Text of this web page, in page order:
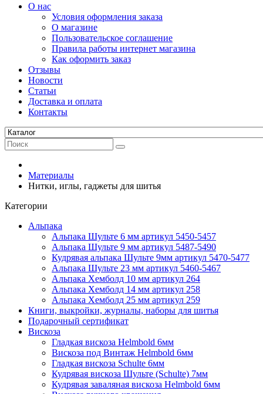
О нас
Условия оформления заказа
О магазине
Пользовательское соглашение
Правила работы интернет магазина
Как оформить заказ
Отзывы
Новости
Статьи
Доставка и оплата
Контакты
Материалы
Нитки, иглы, гаджеты для шитья
Категории
Альпака
Альпака Шульте 6 мм артикул 5450-5457
Альпака Шульте 9 мм артикул 5487-5490
Кудрявая альпака Шульте 9мм артикул 5470-5477
Альпака Шульте 23 мм артикул 5460-5467
Альпака Хемболд 10 мм артикул 264
Альпака Хемболд 14 мм артикул 258
Альпака Хемболд 25 мм артикул 259
Книги, выкройки, журналы, наборы для шитья
Подарочный сертификат
Вискоза
Гладкая вискоза Helmbold 6мм
Вискоза под Винтаж Helmbold 6мм
Гладкая вискоза Schulte 6мм
Кудрявая вискоза Шульте (Schulte) 7мм
Кудрявая заваляная вискоза Helmbold 6мм